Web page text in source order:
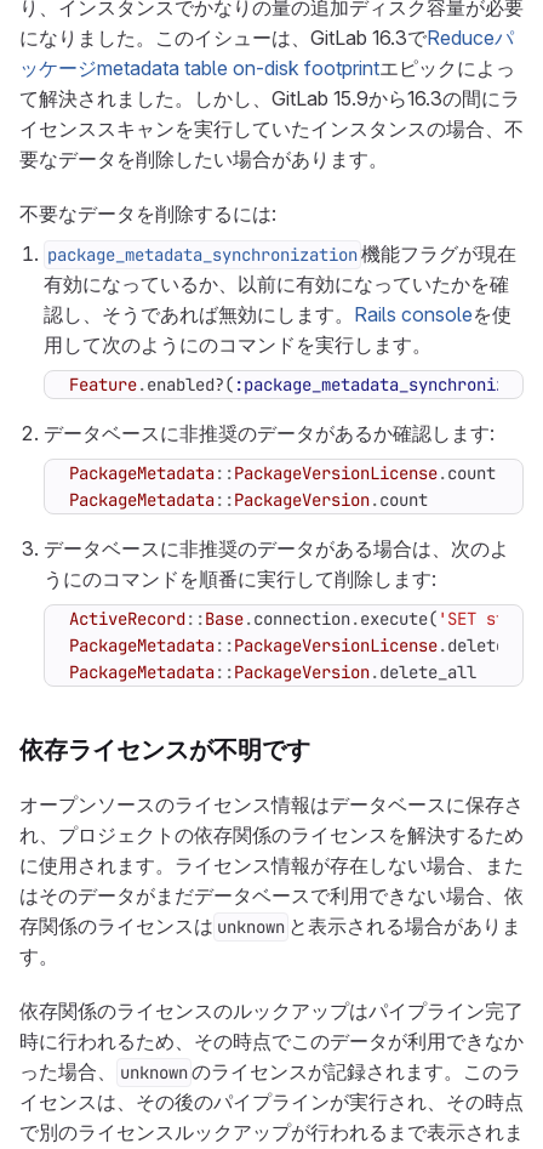
り、インスタンスでかなりの量の追加ディスク容量が必要
になりました。このイシューは、GitLab 16.3でReduceパ
ッケージmetadata table on-disk footprintエピックによっ
て解決されました。しかし、GitLab 15.9から16.3の間にラ
イセンススキャンを実行していたインスタンスの場合、不
要なデータを削除したい場合があります。
不要なデータを削除するには:
package_metadata_synchronization機能フラグが現在
有効になっているか、以前に有効になっていたかを確
認し、そうであれば無効にします。 Rails consoleを使
用して次のようにのコマンドを実行します。
Feature.enabled?(
データベースに非推奨のデータがあるか確認します:
PackageMetadata::PackageVersionLicense.count
PackageMetadata::PackageVersion.count
データベースに非推奨のデータがある場合は、次のよ
うにのコマンドを順番に実行して削除します:
ActiveRecord::Base.connection.execute( 'SET
PackageMetadata::PackageVersionLicense.delete_all
PackageMetadata::PackageVersion.delete_all
依存ライセンスが不明です
オープンソースのライセンス情報はデータベースに保存さ
れ、プロジェクトの依存関係のライセンスを解決するため
に使用されます。ライセンス情報が存在しない場合、また
はそのデータがまだデータベースで利用できない場合、依
存関係のライセンスは unknown と表示される場合がありま
す。
依存関係のライセンスのルックアップはパイプライン完了
時に行われるため、その時点でこのデータが利用できなか
った場合、
unknownのライセンスが記録されます。このラ
イセンスは、その後のパイプラインが実行され、その時点
で別のライセンスルックアップが行われるまで表示されま